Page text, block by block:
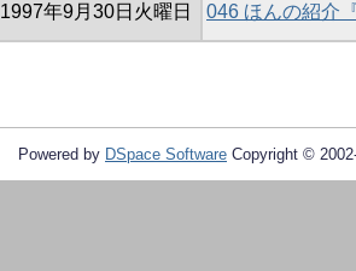
1997年9月30日火曜日 046 ほんの紹介
Powered by DSpace Software Copyright ©